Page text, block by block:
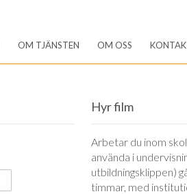
OM TJÄNSTEN OM OSS
Hyr film
Arbetar du inom
använda i
utbildningsklippen)
timmar, med